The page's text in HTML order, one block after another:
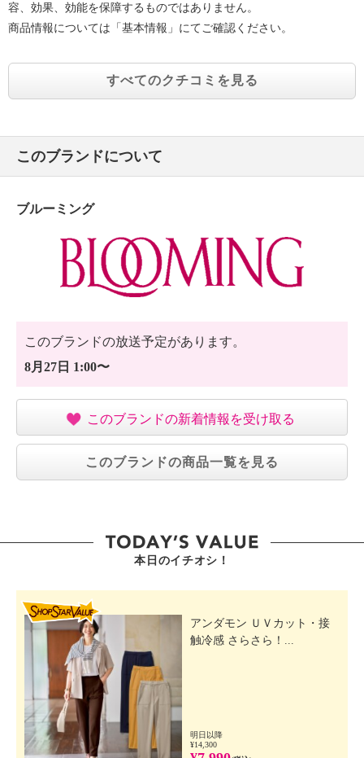
容、効果、効能を保障するものではありません。
商品情報については「基本情報」にてご確認ください。
すべてのクチコミを見る
このブランドについて
ブルーミング
このブランドの放送予定があります。
8月27日 1:00〜
このブランドの新着情報を受け取る
このブランドの商品一覧を見る
本日のイチオシ！
アンダモン ＵＶカット・接
触冷感 さらさら！...
明日以降
¥14,300